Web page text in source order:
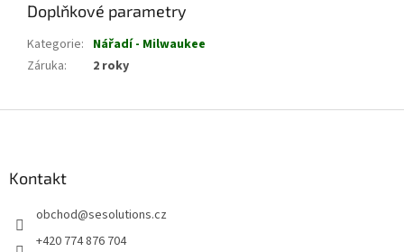
Doplňkové parametry
Kategorie: Nářadí - Milwaukee
Záruka: 2 roky
Kontakt
obchod@sesolutions.cz
+420 774 876 704